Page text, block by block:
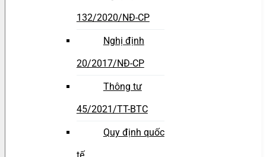
132/2020/NĐ-CP
Nghị định
20/2017/NĐ-CP
Thông tư
45/2021/TT-BTC
Quy định quốc